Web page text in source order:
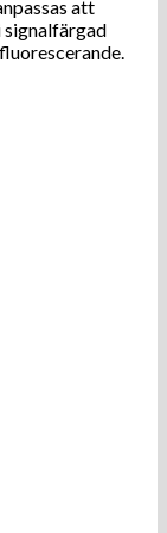
att
signalfärgad